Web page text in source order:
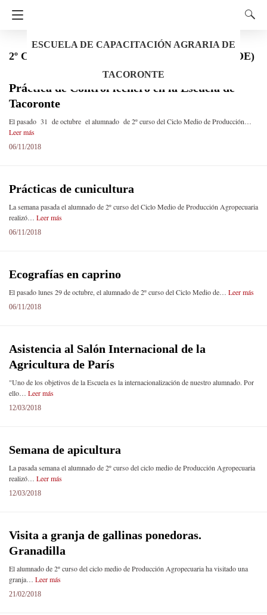
ESCUELA DE CAPACITACIÓN AGRARIA DE
TACORONTE
2º CFGM Agraria – Producción Agropecuaria (LOE)
Práctica de Control lechero en la Escuela de
Tacoronte
El pasado 31 de octubre el alumnado de 2º curso del Ciclo Medio de Producción…
Leer más
06/11/2018
Prácticas de cunicultura
La semana pasada el alumnado de 2º curso del Ciclo Medio de Producción Agropecuaria
realizó… Leer más
06/11/2018
Ecografías en caprino
El pasado lunes 29 de octubre, el alumnado de 2º curso del Ciclo Medio de… Leer más
06/11/2018
Asistencia al Salón Internacional de la
Agricultura de París
"Uno de los objetivos de la Escuela es la internacionalización de nuestro alumnado. Por
ello… Leer más
12/03/2018
Semana de apicultura
La pasada semana el alumnado de 2º curso del ciclo medio de Producción Agropecuaria
realizó… Leer más
12/03/2018
Visita a granja de gallinas ponedoras.
Granadilla
El alumnado de 2º curso del ciclo medio de Producción Agropecuaria ha visitado una
granja… Leer más
21/02/2018